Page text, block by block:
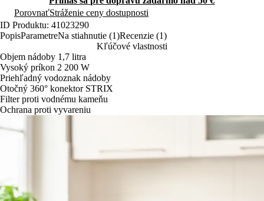
PorovnaťStráženie ceny dostupnosti
ID Produktu: 41023290
PopisParametreNa stiahnutie (1)Recenzie (1)
Kľúčové vlastnosti
Objem nádoby 1,7 litra
Vysoký príkon 2 200 W
Priehľadný vodoznak nádoby
Otočný 360° konektor STRIX
Filter proti vodnému kameňu
Ochrana proti vyvareniu